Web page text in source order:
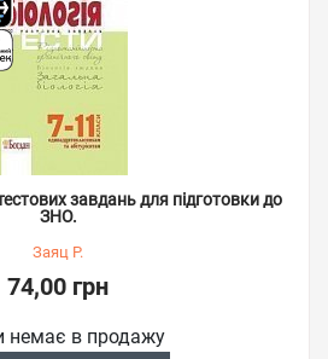
завдань для підготовки до
ЗНО.
Заяц Р.
74,00 грн
немає в продажу